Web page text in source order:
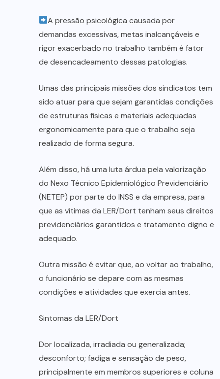
A pressão psicológica causada por
demandas excessivas, metas inalcançáveis e
rigor exacerbado no trabalho também é fator
de desencadeamento dessas patologias.
Umas das principais missões dos sindicatos tem
sido atuar para que sejam garantidas condições
de estruturas físicas e materiais adequadas
ergonomicamente para que o trabalho seja
realizado de forma segura.
Além disso, há uma luta árdua pela valorização
do Nexo Técnico Epidemiológico Previdenciário
(NETEP) por parte do INSS e da empresa, para
que as vítimas da LER/Dort tenham seus direitos
previdenciários garantidos e tratamento digno e
adequado.
Outra missão é evitar que, ao voltar ao trabalho,
o funcionário se depare com as mesmas
condições e atividades que exercia antes.
Sintomas da LER/Dort
Dor localizada, irradiada ou generalizada;
desconforto; fadiga e sensação de peso,
principalmente em membros superiores e coluna